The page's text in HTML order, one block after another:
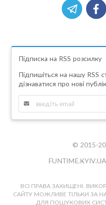
Підписка на RSS розсилку
Підпишіться на нашу RSS
дізнаватися про нові
© 2015-
FUNTIME.KYIV.UA
ВСІ ПРАВА ЗАХИЩЕНІ.
САЙТУ МОЖЛИВЕ ТІЛЬКИ ЗА
ДЛЯ ПОШУКОВИХ